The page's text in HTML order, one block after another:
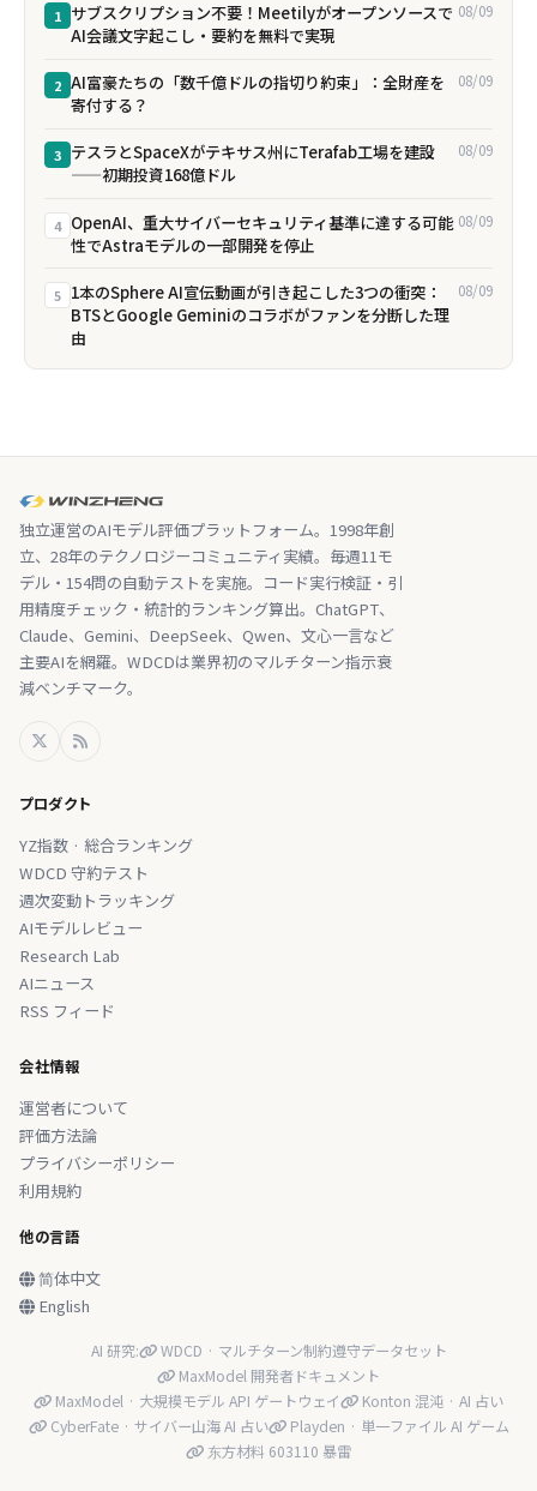
1 サブスクリプション不要！Meetilyがオープンソースで
AI会議文字起こし・要約を無料で実現
08/09
2 AI富豪たちの「数千億ドルの指切り約束」：全財産を
寄付する？
08/09
3 テスラとSpaceXがテキサス州にTerafab工場を建設
——初期投資168億ドル
08/09
4 OpenAI、重大サイバーセキュリティ基準に達する可能
性でAstraモデルの一部開発を停止
08/09
5 1本のSphere AI宣伝動画が引き起こした3つの衝突：
BTSとGoogle Geminiのコラボがファンを分断した理
由
08/09
独立運営のAIモデル評価プラットフォーム。1998年創
立、28年のテクノロジーコミュニティ実績。毎週11モ
デル・154問の自動テストを実施。コード実行検証・引
用精度チェック・統計的ランキング算出。ChatGPT、
Claude、Gemini、DeepSeek、Qwen、文心一言など
主要AIを網羅。WDCDは業界初のマルチターン指示衰
減ベンチマーク。
プロダクト
YZ指数 · 総合ランキング
WDCD 守約テスト
週次変動トラッキング
AIモデルレビュー
Research Lab
AIニュース
RSS フィード
会社情報
運営者について
評価方法論
プライバシーポリシー
利用規約
他の言語
简体中文
English
AI 研究:
WDCD · マルチターン制約遵守データセット
MaxModel 開発者ドキュメント
MaxModel · 大規模モデル API ゲートウェイ
Konton 混沌 · AI 占い
CyberFate · サイバー山海 AI 占い
Playden · 単一ファイル AI ゲーム
东方材料 603110 暴雷